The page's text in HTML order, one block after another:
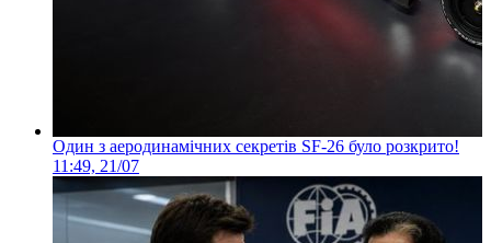
Один з аеродинамічних секретів SF-26 було розкрито!
11:49, 21/07